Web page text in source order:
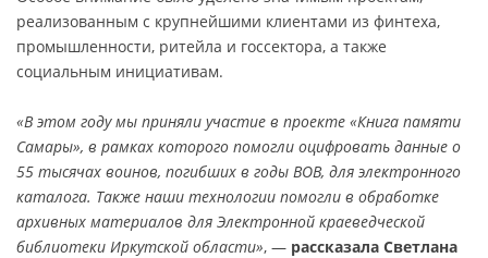
реализованным с крупнейшими клиентами из финтеха,
промышленности, ритейла и госсектора, а также
социальным инициативам.
«В этом году мы приняли участие в проекте «Книга памяти
Самары», в рамках которого помогли оцифровать данные о
55 тысячах воинов, погибших в годы ВОВ, для электронного
каталога. Также наши технологии помогли в обработке
архивных материалов для Электронной краеведческой
библиотеки Иркутской области», — рассказала Светлана